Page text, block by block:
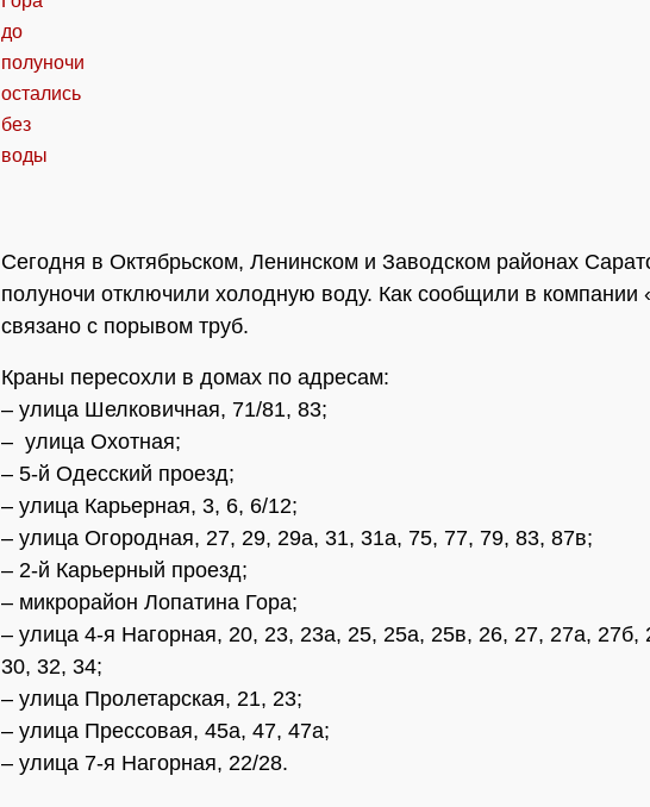
Сегодня в Октябрьском, Ленинском и Заводском районах
полуночи отключили холодную воду. Как сообщили в компании
связано с порывом труб.
Краны пересохли в домах по адресам:
– улица Шелковичная, 71/81, 83;
– улица Охотная;
– 5-й Одесский проезд;
– улица Карьерная, 3, 6, 6/12;
– улица Огородная, 27, 29, 29а, 31, 31а, 75, 77, 79, 83, 87в;
– 2-й Карьерный проезд;
– микрорайон Лопатина Гора;
– улица 4-я Нагорная, 20, 23, 23а, 25, 25а, 25в, 26, 27, 27а, 27б,
30, 32, 34;
– улица Пролетарская, 21, 23;
– улица Прессовая, 45а, 47, 47а;
– улица 7-я Нагорная, 22/28.